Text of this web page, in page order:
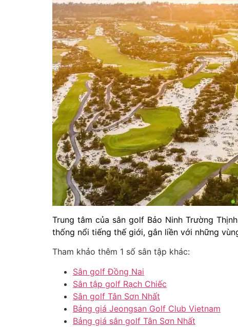
Trung tâm của sân golf Bảo Ninh Trường
thống nổi tiếng thế giới, gắn liền với những
Tham khảo thêm 1 số sân tập khác:
Sân golf Đồng Nai
Sân tập golf Rạch Chiếc
Sân golf Tân Sơn Nhất
Bảng giá Jeongsan Golf Club Vietnam
Bảng giá sân golf Tân Sơn Nhất